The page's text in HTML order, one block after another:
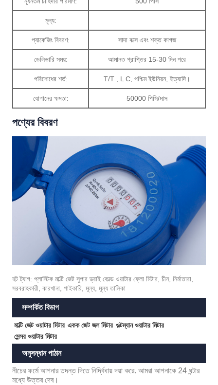
মূল্য:
প্যাকেজিং বিবরণ: সাদা বাক্স এবং শক্ত কাগজ
ডেলিভারি সময়: আমানত প্রাপ্তির 15-30 দিন পরে
পরিশোধের শর্ত: T/T , L C, পশ্চিম ইউনিয়ন, ইত্যাদি।
যোগানের ক্ষমতা: 50000 পিসি/মাস
পণ্যের বিবরণ
হট ট্যাগ: প্লাস্টিক মাল্টি জেট সুপার ড্রাই কোল্ড ওয়াটার ফ্লো মিটার, চীন, নির্মাতারা,
সরবরাহকারী, কারখানা, পাইকারি, মূল্য, মূল্য তালিকা
সম্পর্কিত বিভাগ
মাল্টি জেট ওয়াটার মিটার একক জেট জল মিটার ওল্টম্যান ওয়াটার মিটার
সেন্সর ওয়াটার মিটার
অনুসন্ধান পাঠান
নীচের ফর্মে আপনার তদন্ত দিতে নির্দ্বিধায় দয়া করে. আমরা আপনাকে 24 ঘন্টার
মধ্যে উত্তর দেব।